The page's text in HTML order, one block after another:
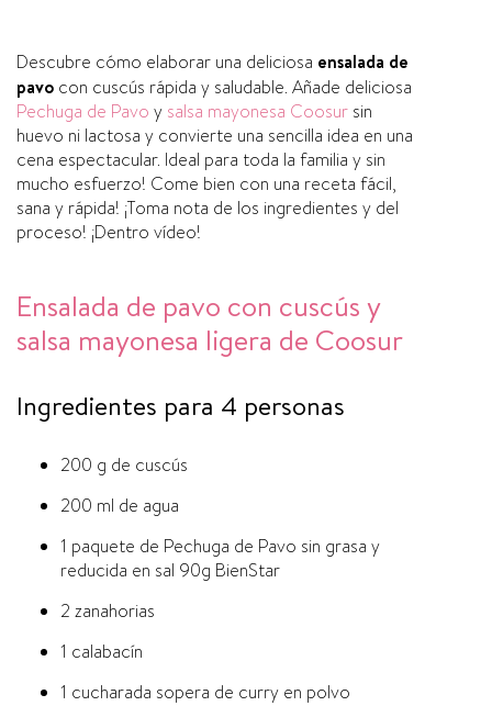
Descubre cómo elaborar una deliciosa ensalada de
pavo con cuscús rápida y saludable. Añade deliciosa
Pechuga de Pavo y salsa mayonesa Coosur sin
huevo ni lactosa y convierte una sencilla idea en una
cena espectacular. Ideal para toda la familia y sin
mucho esfuerzo! Come bien con una receta fácil,
sana y rápida! ¡Toma nota de los ingredientes y del
proceso! ¡Dentro ví­deo!
Ensalada de pavo con cuscús y
salsa mayonesa ligera de Coosur
Ingredientes para 4 personas
200 g de cuscús
200 ml de agua
1 paquete de Pechuga de Pavo sin grasa y
reducida en sal 90g BienStar
2 zanahorias
1 calabacín
1 cucharada sopera de curry en polvo